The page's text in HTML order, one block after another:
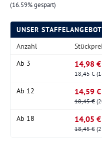
(16.59% gespart)
UNSER STAFFELANGEBOT
Anzahl
Ab 3 14,98 €
18,45 €
Ab 12 14,59 €
18,45 €
Ab 18 14,05 €
18,45 €